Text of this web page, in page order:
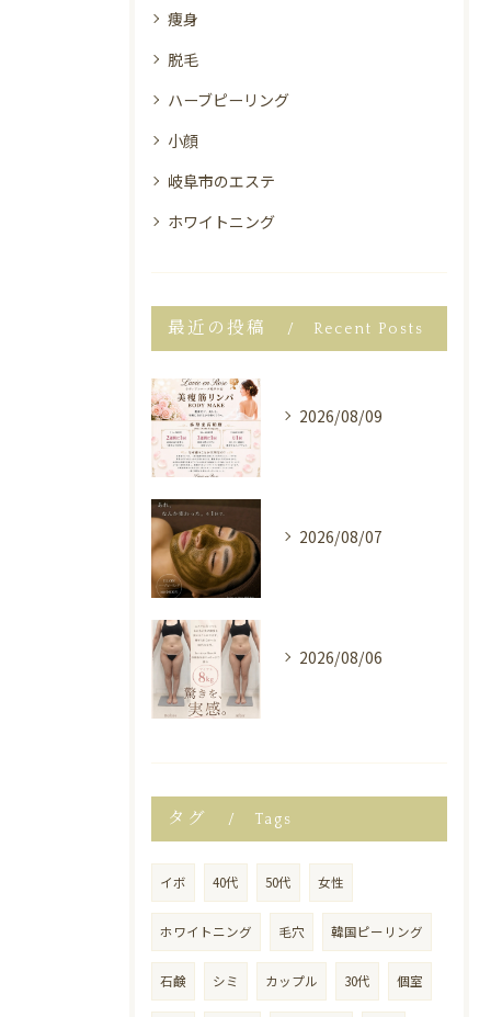
痩身
脱毛
ハーブピーリング
小顔
岐阜市のエステ
ホワイトニング
最近の投稿 Recent Posts
2026/08/09
2026/08/07
2026/08/06
タグ Tags
イボ 40代 50代 女性
ホワイトニング 毛穴 韓国ピーリング
石鹸 シミ カップル 30代 個室